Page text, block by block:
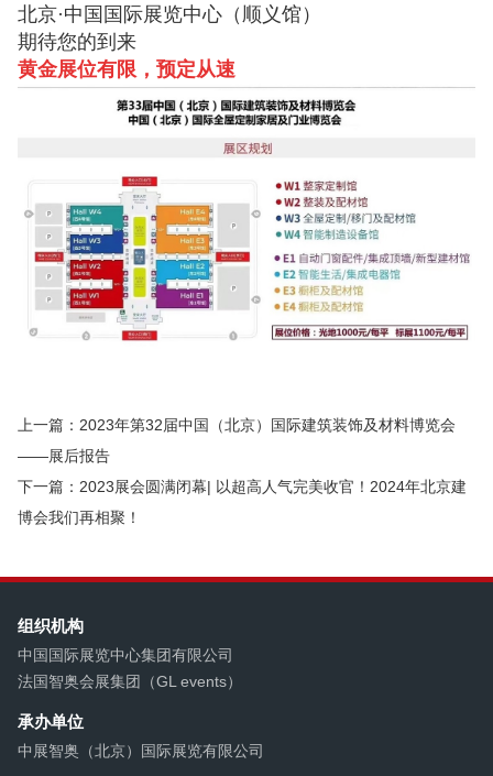
北京·中国国际展览中心（顺义馆）
期待您的到来
黄金展位有限，预定从速
上一篇：2023年第32届中国（北京）国际建筑装饰及材料博览会
——展后报告
下一篇：2023展会圆满闭幕| 以超高人气完美收官！2024年北京建
博会我们再相聚！
组织机构
中国国际展览中心集团有限公司
法国智奥会展集团（GL events）
承办单位
中展智奥（北京）国际展览有限公司